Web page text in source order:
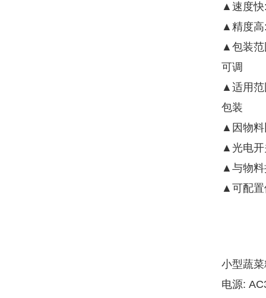
▲速度快
▲精度高
▲包装范
可调
▲适用范
包装
▲因物料
▲光电开
▲与物料
▲可配置
小型蔬
电源: